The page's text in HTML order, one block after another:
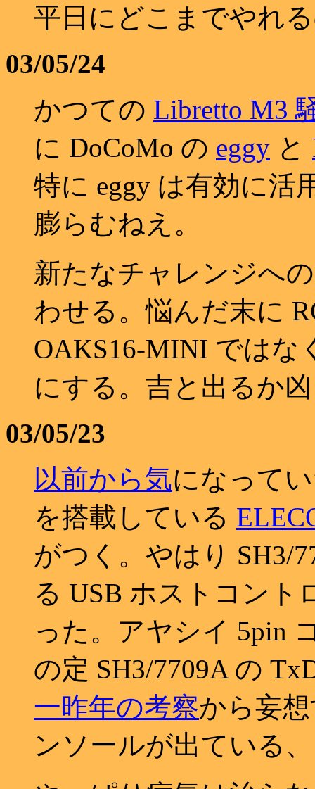
平日にどこまでやれ
03/05/24
かつての Libretto M3
に DoCoMo の eggy と
特に eggy は有効に活
膨らむねえ。
新たなチャレンジへ
わせる。悩んだ末に
OAKS16-MINI ではな
にする。吉と出るか
03/05/23
以前から気になって
を搭載している
がつく。やはり SH3/
る USB ホストコント
った。アヤシイ 5pin
の定 SH3/7709A の
一昨年の考察から妄
ンソールが出ている